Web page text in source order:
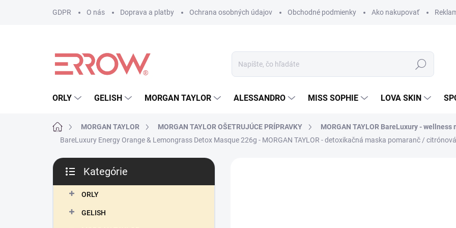
GDPR O nás Doprava a platby Ochrana osobných údajov Obchodné podmienky Ako nakupovať
Hľadať
ORLY GELISH MORGAN TAYLOR ALESSANDRO MISS SOPHIE LOVA SKIN
DomovMORGAN TAYLOR MORGAN TAYLOR OŠETRUJÚCE PRÍPRAVKY
MORGAN TAYLOR BareLuxury - wellness
BareLuxury Energy Orange & Lemongrass Detox Masque 226g - MORGAN TAYLOR - detoxikačná maska pomaranč /
B
č
kategórie
Kategórie
ORLY
GELISH